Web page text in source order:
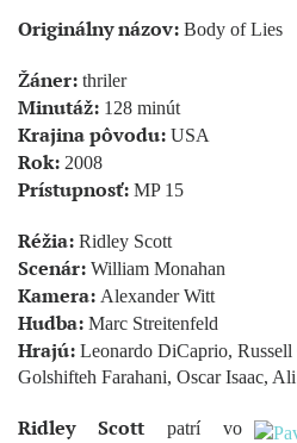
Originálny názov: Body of Lies
Žáner: thriler
Minutáž: 128 minút
Krajina pôvodu: USA
Rok: 2008
Prístupnosť: MP 15
Réžia: Ridley Scott
Scenár: William Monahan
Kamera: Alexander Witt
Hudba: Marc Streitenfeld
Hrajú: Leonardo DiCaprio,
Golshifteh Farahani, Oscar Isaac,
Ridley Scott patrí vo